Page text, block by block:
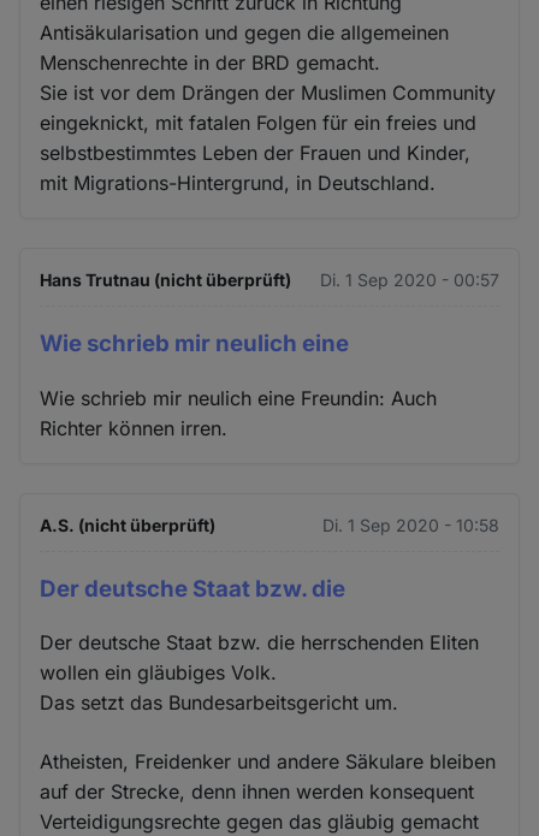
Antisäkularisation und gegen die allgemeinen
Menschenrechte in der BRD gemacht.
Sie ist vor dem Drängen der Muslimen Community
eingeknickt, mit fatalen Folgen für ein freies und
selbstbestimmtes Leben der Frauen und Kinder,
mit Migrations-Hintergrund, in Deutschland.
Hans Trutnau (nicht überprüft) Di. 1 Sep 2020 - 00:57
Wie schrieb mir neulich eine
Wie schrieb mir neulich eine Freundin: Auch
Richter können irren.
A.S. (nicht überprüft) Di. 1 Sep 2020 - 10:58
Der deutsche Staat bzw. die
Der deutsche Staat bzw. die herrschenden Eliten
wollen ein gläubiges Volk.
Das setzt das Bundesarbeitsgericht um.
Atheisten, Freidenker und andere Säkulare bleiben
auf der Strecke, denn ihnen werden konsequent
Verteidigungsrechte gegen das gläubig gemacht